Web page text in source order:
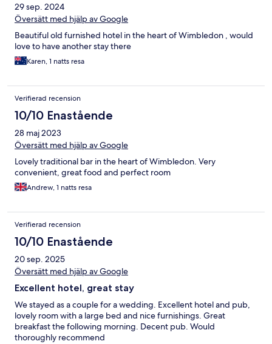
29 sep. 2024
Översätt med hjälp av Google
Beautiful old furnished hotel in the heart of Wimbledon , would
love to have another stay there
Karen, 1 natts resa
Verifierad recension
10/10 Enastående
28 maj 2023
Översätt med hjälp av Google
Lovely traditional bar in the heart of Wimbledon. Very
convenient, great food and perfect room
Andrew, 1 natts resa
Verifierad recension
10/10 Enastående
20 sep. 2025
Översätt med hjälp av Google
Excellent hotel, great stay
We stayed as a couple for a wedding. Excellent hotel and pub,
lovely room with a large bed and nice furnishings. Great
breakfast the following morning. Decent pub. Would
thoroughly recommend